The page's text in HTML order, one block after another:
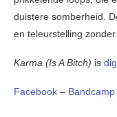
duistere somberheid.
en teleurstelling
Karma (Is A Bitch) is
Facebook – Bandcamp